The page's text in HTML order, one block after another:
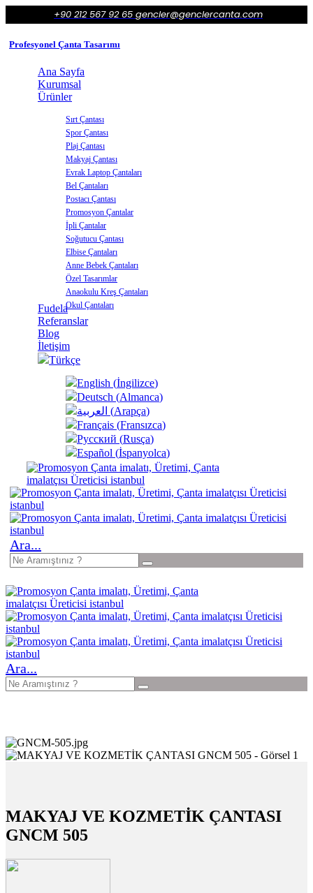
+90 212 567 92 65 gencler@genclercanta.com
Profesyonel Çanta Tasarımı
Ana Sayfa
Kurumsal
Ürünler
Sırt Çantası
Spor Çantası
Plaj Çantası
Makyaj Çantası
Evrak Laptop Çantaları
Bel Çantaları
Postacı Çantası
Promosyon Çantalar
İpli Çantalar
Soğutucu Çantası
Elbise Çantaları
Anne Bebek Çantaları
Özel Tasarımlar
Anaokulu Kreş Çantaları
Okul Çantaları
Fudela
Referanslar
Blog
İletişim
Türkçe
English (İngilizce)
Deutsch (Almanca)
العربية (Arapça)
Français (Fransızca)
Русский (Rusça)
Español (İspanyolca)
Ara...
Ara...
MAKYAJ VE KOZMETİK ÇANTASI
GNCM 505